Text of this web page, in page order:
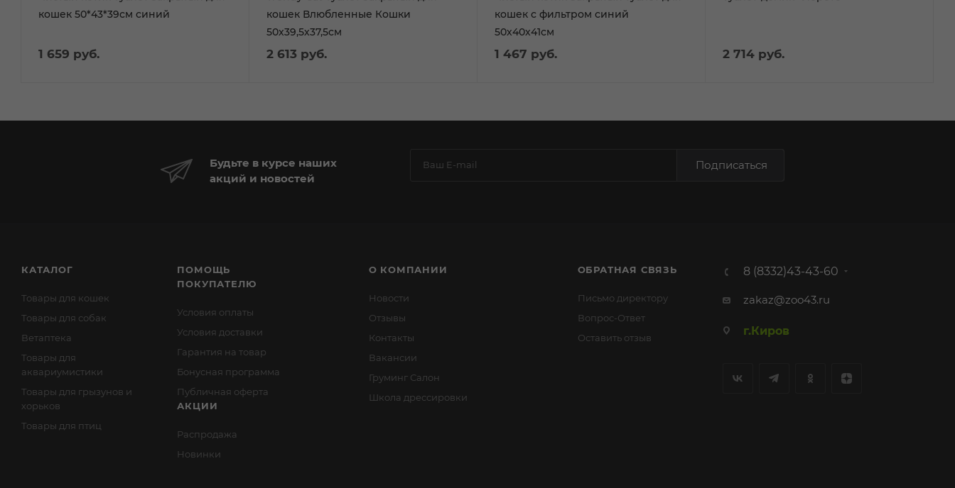
кошек 50*43*39см синий
1 659 руб.
кошек Влюбленные Кошки
50х39,5х37,5см
2 613 руб.
кошек с фильтром синий
50х40х41см
1 467 руб. 2 714 руб.
Будьте в курсе наших
акций и новостей
Подписаться
КАТАЛОГ
Товары для кошек
Товары для собак
Ветаптека
Товары для
аквариумистики
Товары для грызунов и
хорьков
Товары для птиц
ПОМОЩЬ
ПОКУПАТЕЛЮ
Условия оплаты
Условия доставки
Гарантия на товар
Бонусная программа
Публичная оферта
АКЦИИ
Распродажа
Новинки
О КОМПАНИИ
Новости
Отзывы
Контакты
Вакансии
Груминг Салон
Школа дрессировки
ОБРАТНАЯ СВЯЗЬ
Письмо директору
Вопрос-Ответ
Оставить отзыв
8 (8332)43-43-60
zakaz@zoo43.ru
г.Киров